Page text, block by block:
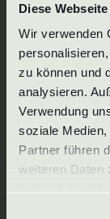
Diese
Wir verwenden
zu können und
analysieren.
Verwendung
soziale
Partner führen
weiteren Daten
med över
Telefon:+49
E-post:
Wenzel GmbH
Baachstraße 1